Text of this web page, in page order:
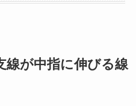
線が中指に伸びる線